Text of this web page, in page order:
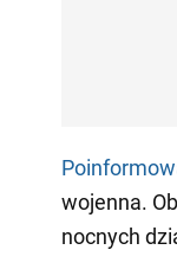
wojenna.
nocnych